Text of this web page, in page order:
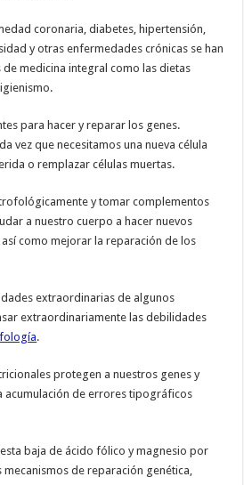
coronaria, diabetes, hipertensión,
y otras enfermedades crónicas se han
medicina integral como las dietas
para hacer y reparar los genes.
vez que necesitamos una nueva célula
o remplazar células muertas.
y tomar complementos
a nuestro cuerpo a hacer nuevos
como mejorar la reparación de los
extraordinarias de algunos
extraordinariamente las debilidades
.
protegen a nuestros genes y
acumulación de errores tipográficos
baja de ácido fólico y magnesio por
de reparación genética,